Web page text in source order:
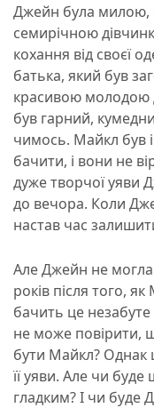
Джейн була
семирічною
кохання від своєї
батька, який був
красивою молодою
був гарний,
чимось. Майкл був
бачити, і вони не
дуже творчої уяви
до вечора. Коли
настав час
Але Джейн не
років після того,
бачить це незабуте
не може повірити,
бути Майкл? Однак
її уяви. Але чи
гладким? І чи